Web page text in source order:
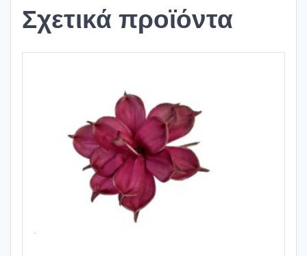
Σχετικά προϊόντα